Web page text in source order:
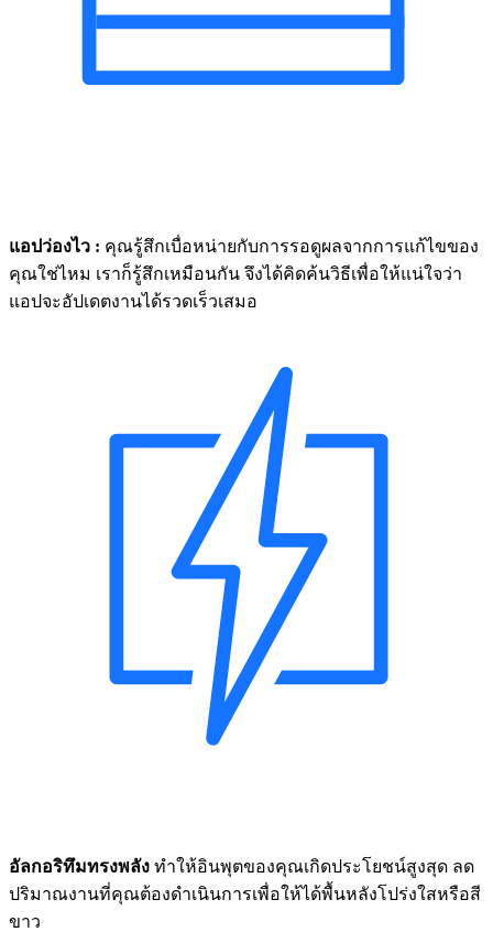
แอปว่องไว : คุณรู้สึกเบื่อหน่ายกับการรอดูผลจากการแก้ไขของ
คุณใช่ไหม เราก็รู้สึกเหมือนกัน จึงได้คิดค้นวิธีเพื่อให้แน่ใจว่า
แอปจะอัปเดตงานได้รวดเร็วเสมอ
อัลกอริทึมทรงพลัง ทำให้อินพุตของคุณเกิดประโยชน์สูงสุด ลด
ปริมาณงานที่คุณต้องดำเนินการเพื่อให้ได้พื้นหลังโปร่งใสหรือสี
ขาว